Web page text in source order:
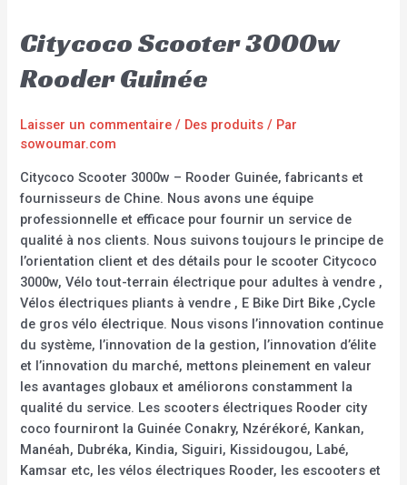
Citycoco Scooter 3000w
Rooder Guinée
Laisser un commentaire / Des produits / Par
sowoumar.com
Citycoco Scooter 3000w – Rooder Guinée, fabricants et
fournisseurs de Chine. Nous avons une équipe
professionnelle et efficace pour fournir un service de
qualité à nos clients. Nous suivons toujours le principe de
l’orientation client et des détails pour le scooter Citycoco
3000w, Vélo tout-terrain électrique pour adultes à vendre ,
Vélos électriques pliants à vendre , E Bike Dirt Bike ,Cycle
de gros vélo électrique. Nous visons l’innovation continue
du système, l’innovation de la gestion, l’innovation d’élite
et l’innovation du marché, mettons pleinement en valeur
les avantages globaux et améliorons constamment la
qualité du service. Les scooters électriques Rooder city
coco fourniront la Guinée Conakry, Nzérékoré, Kankan,
Manéah, Dubréka, Kindia, Siguiri, Kissidougou, Labé,
Kamsar etc, les vélos électriques Rooder, les escooters et